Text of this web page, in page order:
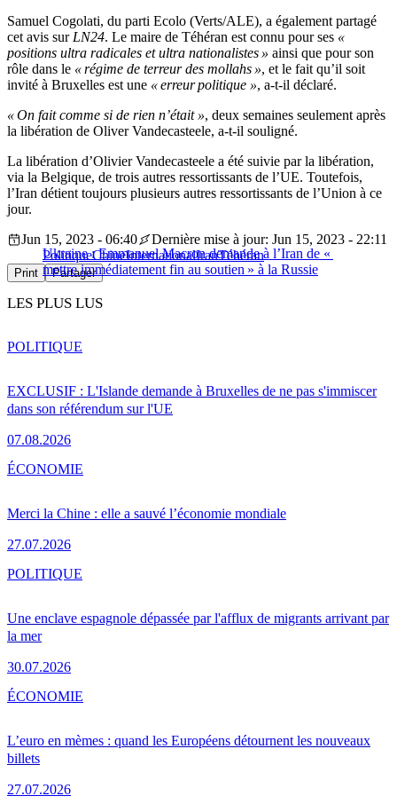
Samuel Cogolati, du parti Ecolo (Verts/ALE), a également partagé
cet avis sur LN24. Le maire de Téhéran est connu pour ses «
positions ultra radicales et ultra nationalistes » ainsi que pour son
rôle dans le « régime de terreur des mollahs », et le fait qu’il soit
invité à Bruxelles est une « erreur politique », a-t-il déclaré.
« On fait comme si de rien n’était », deux semaines seulement après
la libération de Oliver Vandecasteele, a-t-il souligné.
La libération d’Olivier Vandecasteele a été suivie par la libération,
via la Belgique, de trois autres ressortissants de l’UE. Toutefois,
l’Iran détient toujours plusieurs autres ressortissants de l’Union à ce
jour.
Ukraine : Emmanuel Macron demande à l’Iran de «
mettre immédiatement fin au soutien » à la Russie
Jun 15, 2023 - 06:40
Dernière mise à jour: Jun 15, 2023 - 22:11
PolitiqueChineInternationalIranTéhéran
Print Partager
LES PLUS LUS
EXCLUSIF : L'Islande demande à Bruxelles de ne pas s'immiscer
dans son référendum sur l'UE
07.08.2026
POLITIQUE
Merci la Chine : elle a sauvé l’économie mondiale
27.07.2026
ÉCONOMIE
Une enclave espagnole dépassée par l'afflux de migrants arrivant par
la mer
30.07.2026
POLITIQUE
L’euro en mèmes : quand les Européens détournent les nouveaux
billets
27.07.2026
ÉCONOMIE